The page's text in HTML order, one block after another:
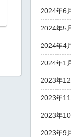
2024年6
2024年5
2024年4
2024年1
2023年12
2023年11
2023年10
2023年9